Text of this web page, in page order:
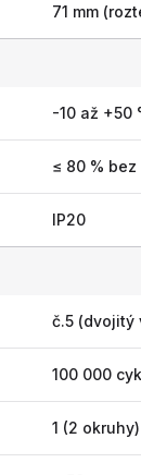
71 mm
-10 až +50
≤ 80 %
IP20
č.5 (dvojitý
100 000
1 (2 okruhy)